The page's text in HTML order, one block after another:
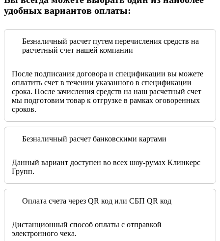
удобных вариантов оплаты:
Безналичный расчет путем перечисления средств на
расчетный счет нашей компании
После подписания договора и спецификации вы можете
оплатить счет в течении указанного в спецификации
срока. После зачисления средств на наш расчетный счет
мы подготовим товар к отгрузке в рамках оговоренных
сроков.
Безналичный расчет банковскими картами
Данный вариант доступен во всех шоу-румах Клинкерс
Групп.
Оплата счета через QR код или СБП QR код
Дистанционный способ оплаты с отправкой
электронного чека.